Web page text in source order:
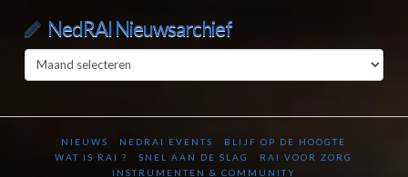
NedRAI Nieuwsarchief
NedRAI
Nieuwsarchief
NIEUWS NEDRAI EVENTS
BLIJF OP DE HOOGTE
WAT IS RAI ?
SNEL AAN DE SLAG
RAI VOOR ZORG
INSTRUMENTEN & COMMUNITY